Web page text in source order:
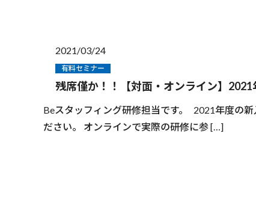
2021/03/24
有料セミナー
残席僅か！！【対面・オンライン】
Beスタッフィング研修担当です。 2021年度の
ださい。 オンラインで実際の研修に参 […]